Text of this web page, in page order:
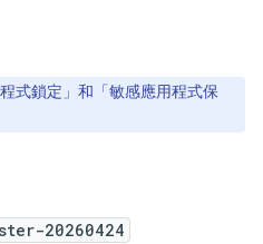
式鎖定」和「敏感應用程式保
20260424